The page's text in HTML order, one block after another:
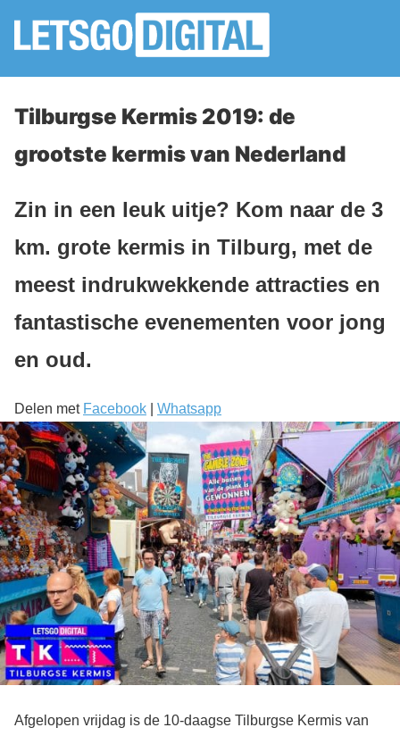
Tilburgse Kermis 2019: de
grootste kermis van Nederland
Zin in een leuk uitje? Kom naar de 3
km. grote kermis in Tilburg, met de
meest indrukwekkende attracties en
fantastische evenementen voor jong
en oud.
Delen met Facebook Whatsapp
Afgelopen vrijdag is de 10-daagse Tilburgse Kermis van